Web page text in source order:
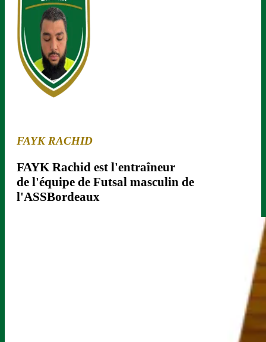
FAYK RACHID
FAYK Rachid est l'entraîneur
de l'équipe de Futsal masculin de
l'ASSBordeaux